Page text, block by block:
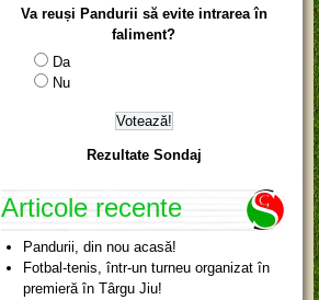
Va reuși Pandurii să evite intrarea în
faliment?
Da
Nu
Rezultate Sondaj
Articole recente
Pandurii, din nou acasă!
Fotbal-tenis, într-un turneu organizat în
premieră în Târgu Jiu!